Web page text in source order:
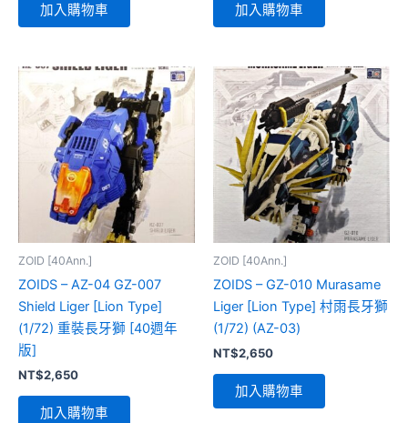
加入購物車 加入購物車
ZOID [40Ann.]
ZOIDS – AZ-04 GZ-007
Shield Liger [Lion Type]
(1/72) 重裝長牙獅 [40週年
版]
NT$2,650
加入購物車
ZOID [40Ann.]
ZOIDS – GZ-010 Murasame
Liger [Lion Type] 村雨長牙獅
(1/72) (AZ-03)
NT$2,650
加入購物車